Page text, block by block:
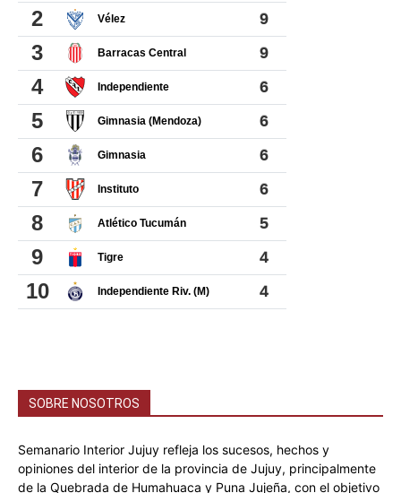
SOBRE NOSOTROS
Semanario Interior Jujuy refleja los sucesos, hechos y
opiniones del interior de la provincia de Jujuy, principalmente
de la Quebrada de Humahuaca y Puna Jujeña, con el objetivo